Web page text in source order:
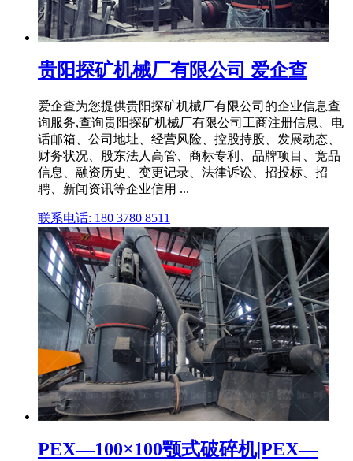
贵阳探矿机械厂有限公司 爱企查
爱企查为您提供贵阳探矿机械厂有限公司的企业信息查
询服务,查询贵阳探矿机械厂有限公司工商注册信息、电
话邮箱、公司地址、经营风险、控股持股、发展动态、
财务状况、股东法人高管、商标专利、品牌项目、竞品
信息、融资历史、变更记录、法律诉讼、招投标、招
聘、新闻资讯等企业信用 ...
联系电话: 180 3780 8511
PEX—100×100颚式破碎机|PEX—